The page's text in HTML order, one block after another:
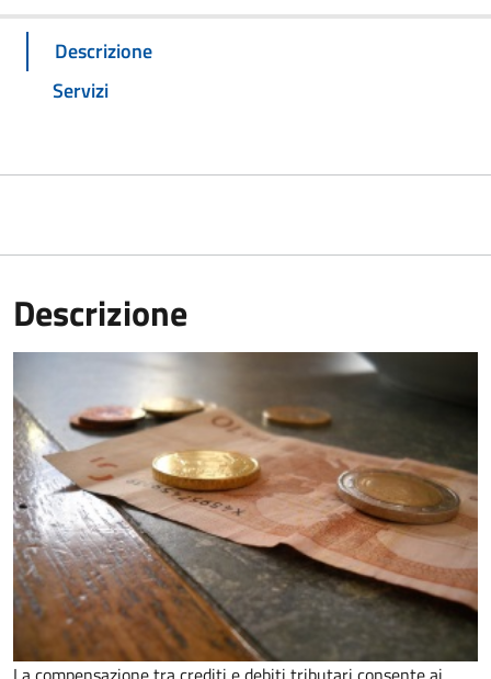
Descrizione
Servizi
Descrizione